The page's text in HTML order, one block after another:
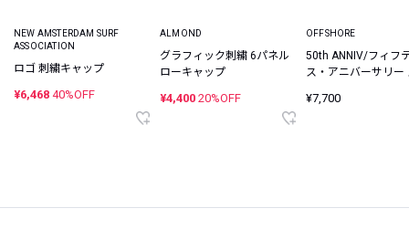
NEW AMSTERDAM SURF
ASSOCIATION
ロゴ 刺繍キャップ
¥6,468 40%OFF
ALMOND
グラフィック刺繍 6パネル
ローキャップ
¥4,400 20%OFF
OFFSHORE
50th ANNIV/フィフ
ス・アニバーサリー
¥7,700